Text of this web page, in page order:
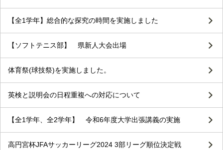
【全1学年】総合的な探究の時間を実施しました
【ソフトテニス部】 県新人大会出場
体育祭(球技祭)を実施しました。
英検と説明会の日程重複への対応について
【全1学年、全2学年】 令和6年度大学出張講義の実施
高円宮杯JFAサッカーリーグ2024 3部リーグ順位決定戦